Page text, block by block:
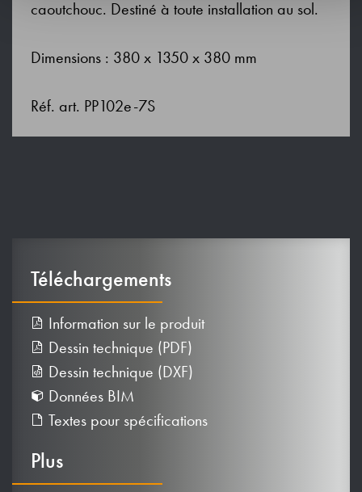
caoutchouc. Destiné à toute installation au sol.
Dimensions : 380 x 1350 x 380 mm
Réf. art. PP102e-7S
Téléchargements
Information sur le produit
Dessin technique (PDF)
Dessin technique (DXF)
Données BIM
Textes pour spécifications
Plus